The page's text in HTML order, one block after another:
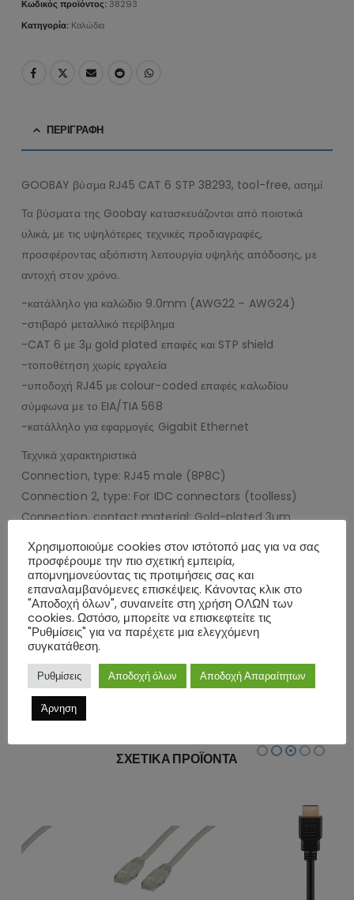
Κωδικός προϊόντος: 38293
Κατηγορία: Καλώδια
ΠΕΡΙΓΡΑΦΉ
GOOBAY βύσμα RJ45 CAT 6 STP 38293, tool-free, ασημί
Τα βύσματα της Goobay κατασκευάζονται από ποιοτικά
υλικά, με τις υψηλότερες τεχνικές προδιαγραφές,
προσφέροντας αξιόπιστη λειτουργία υψηλής απόδοσης, με
αντοχή στον χρόνο.
-κατάλληλο για καλώδιο 9.0mm (AWG22 – AWG24)
-στιβαρό μεταλλικό περίβλημα
-CAT 6 με 3μ gold plated επαφές και STP shield
-τοποθέτηση χωρίς εργαλεία
-υποδοχή RJ45 με colour-coded επαφές καλωδίου
σύμφωνα με το EIA/TIA 568
-κατάλληλο για εφαρμογές Gigabit Ethernet
Τεχνικά χαρακτηριστικά
Connection, type: RJ45 male (8P8C)
Connection 2, type: For IDC connectors (toolless)
Connection, contact material: Gold-plated 3µm
Specification: CAT 6
Shielding class: STP
Material: zinc die-cast
Dimensions: 46.7 x 14.5 x 17mm
ΕΠΙΠΛΈΟΝ ΠΛΗΡΟΦΟΡΊΕΣ
ΑΞΙΟΛΟΓΉΣΕΙΣ (0)
ΣΧΕΤΙΚΆ ΠΡΟΪΌΝΤΑ
Χρησιμοποιούμε cookies στον ιστότοπό μας για να σας
προσφέρουμε την πιο σχετική εμπειρία,
απομνημονεύοντας τις προτιμήσεις σας και
επαναλαμβανόμενες επισκέψεις. Κάνοντας κλικ στο
"Αποδοχή όλων", συναινείτε στη χρήση ΟΛΩΝ των
cookies. Ωστόσο, μπορείτε να επισκεφτείτε τις
"Ρυθμίσεις" για να παρέχετε μια ελεγχόμενη
συγκατάθεση.
Ρυθμίσεις Αποδοχή όλων Αποδοχή Απαραίτητων
Άρνηση